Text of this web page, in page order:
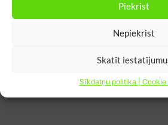
Piekrist
Nepiekrist
Skatīt
Sīkdatņu politika | Cookie